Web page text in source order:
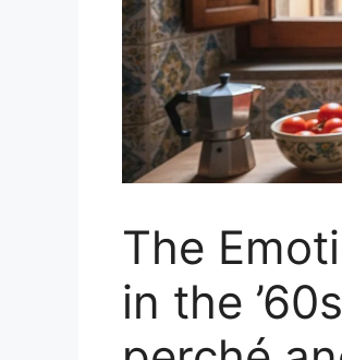
The
in the